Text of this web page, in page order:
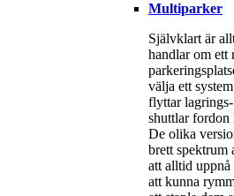
Multiparker
Självklart är
handlar om ett
välja ett
flyttar
shuttlar fordon
De olika
brett spektrum
att alltid
att kunna